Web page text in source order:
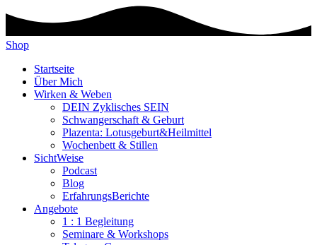
Shop
Startseite
Über Mich
Wirken & Weben
DEIN Zyklisches SEIN
Schwangerschaft & Geburt
Plazenta: Lotusgeburt&Heilmittel
Wochenbett & Stillen
SichtWeise
Podcast
Blog
ErfahrungsBerichte
Angebote
1 : 1 Begleitung
Seminare & Workshops